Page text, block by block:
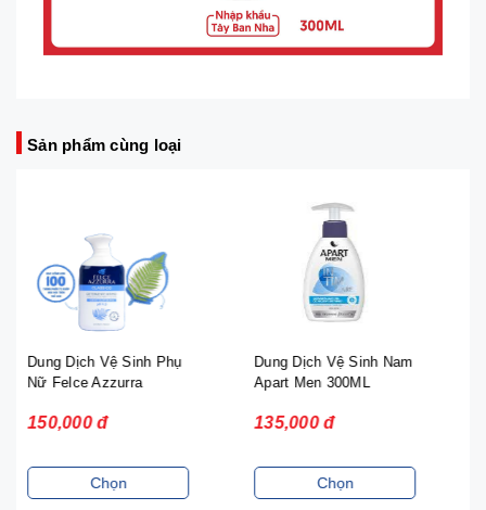
Sản phẩm cùng loại
Dung Dịch Vệ Sinh Nam
Apart Men 300ML
135,000 đ
Cá Ngừ Vây Vàng Ngâm
Dầu Hướng Dương
86,000 đ